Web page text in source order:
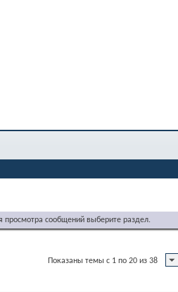
просмотра сообщений выберите раздел.
Показаны темы с 1 по 20 из 38